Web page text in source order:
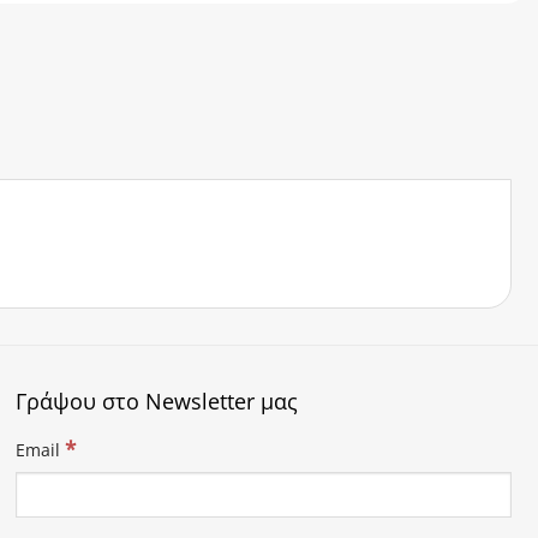
Γράψου στο Newsletter μας
Email *